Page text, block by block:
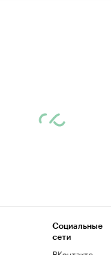
Социальные
сети